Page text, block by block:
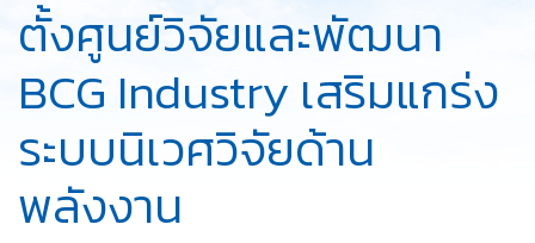
ตั้งศูนย์วิจัยและพัฒนา
BCG Industry เสริมแกร่ง
ระบบนิเวศวิจัยด้าน
พลังงาน